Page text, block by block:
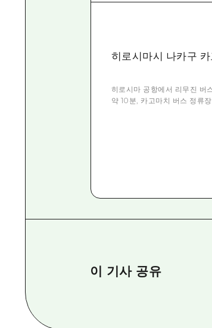
히로시마시 나카구
히로시마 공항에서 리무진 버
약 10분, 카고마치 버스 정류
이 기사 공유